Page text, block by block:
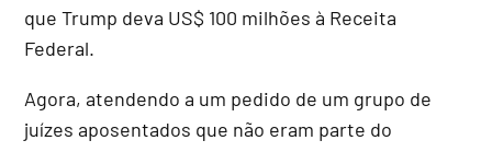
que Trump deva US$ 100 milhões à Receita
Federal.
Agora, atendendo a um pedido de um grupo de
juízes aposentados que não eram parte do